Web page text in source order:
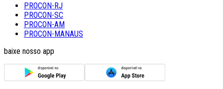
PROCON-RJ
PROCON-SC
PROCON-AM
PROCON-MANAUS
baixe nosso app